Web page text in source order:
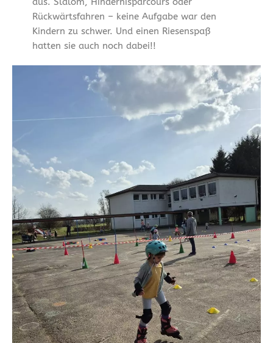
Rückwärtsfahren – keine Aufgabe war den
Kindern zu schwer. Und einen Riesenspaß
hatten sie auch noch dabei!!